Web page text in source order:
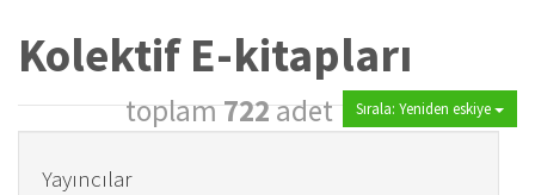
Kolektif E-kitapları
toplam722adet Sırala: Yeniden eskiye
Yayıncılar